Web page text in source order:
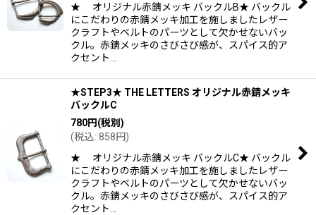
★ オリジナル赤錆メッキ バックルB★ バックル
にこだわりの赤錆メッキ加工を施しましたレザー
クラフトやベルトのパーツとして欠かせないバッ
クル。赤錆メッキのさびさび感が、スパイス的ア
クセント…
★STEP3★ THE LETTERS オリジナル赤錆メッキ
バックルC
780円(税別)
(税込: 858円)
★ オリジナル赤錆メッキ バックルC★ バックル
にこだわりの赤錆メッキ加工を施しましたレザー
クラフトやベルトのパーツとして欠かせないバッ
クル。赤錆メッキのさびさび感が、スパイス的ア
クセント…